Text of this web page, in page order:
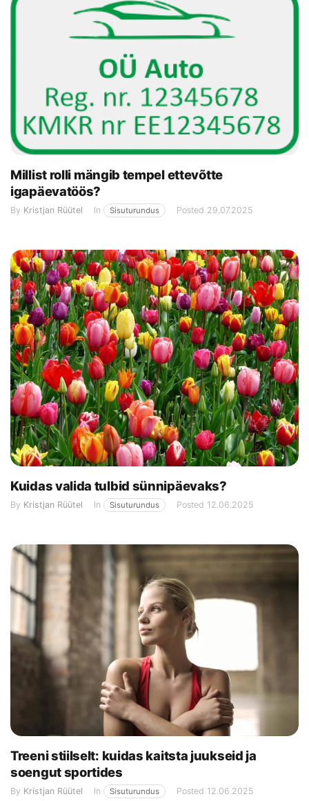
Millist rolli mängib tempel ettevõtte
igapäevatöös?
By Kristjan Rüütel In Sisuturundus Posted 29.07.2025
Kuidas valida tulbid sünnipäevaks?
By Kristjan Rüütel In Sisuturundus Posted 12.06.2025
Treeni stiilselt: kuidas kaitsta juukseid ja
soengut sportides
By Kristjan Rüütel In Sisuturundus Posted 12.06.2025